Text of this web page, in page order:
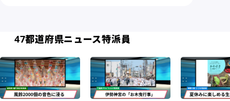
47都道府県ニュース特派員